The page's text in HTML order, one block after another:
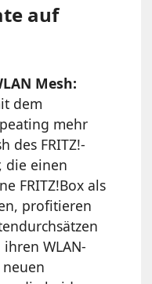
auf
Mesh:
dem
mehr
des FRITZ!-
die einen
FRITZ!Box als
profitieren
WLAN-